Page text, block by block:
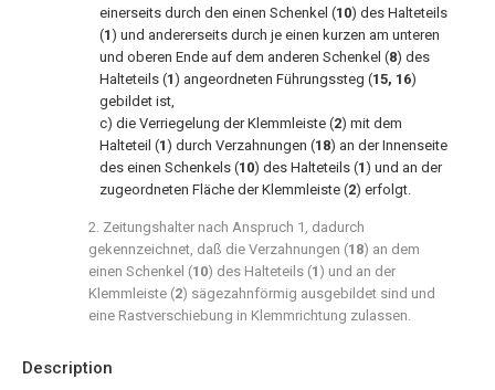
Description
einerseits durch den einen Schenkel (10) des Halteteils
(1) und andererseits durch je einen kurzen am unteren
und oberen Ende auf dem anderen Schenkel (8) des
Halteteils (1) angeordneten Führungssteg (15, 16)
gebildet ist,
c) die Verriegelung der Klemmleiste (2) mit dem
Halteteil (1) durch Verzahnungen (18) an der Innenseite
des einen Schenkels (10) des Halteteils (1) und an der
zugeordneten Fläche der Klemmleiste (2) erfolgt.
2. Zeitungshalter nach Anspruch 1, dadurch
gekennzeichnet, daß die Verzahnungen (18) an dem
einen Schenkel (10) des Halteteils (1 ) und an der
Klemmleiste (2) sägezahnförmig ausgebildet sind und
eine Rastverschiebung in Klemmrichtung zulassen.